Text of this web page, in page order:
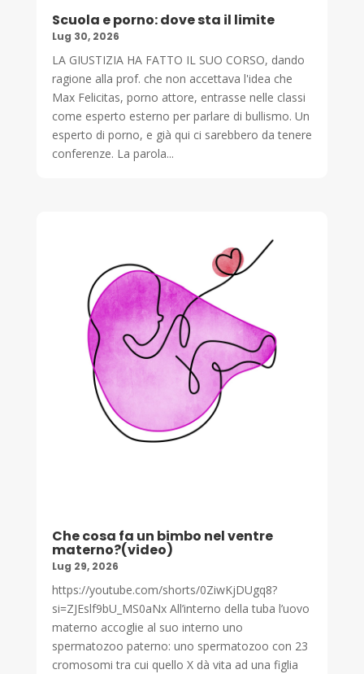
Scuola e porno: dove sta il limite
Lug 30, 2026
LA GIUSTIZIA HA FATTO IL SUO CORSO, dando
ragione alla prof. che non accettava l'idea che
Max Felicitas, porno attore, entrasse nelle classi
come esperto esterno per parlare di bullismo. Un
esperto di porno, e già qui ci sarebbero da tenere
conferenze. La parola...
Che cosa fa un bimbo nel ventre
materno?(video)
Lug 29, 2026
https://youtube.com/shorts/0ZiwKjDUgq8?
si=ZJEslf9bU_MS0aNx All’interno della tuba l’uovo
materno accoglie al suo interno uno
spermatozoo paterno: uno spermatozoo con 23
cromosomi tra cui quello X dà vita ad una figlia